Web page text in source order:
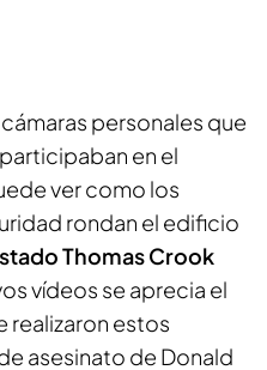
personales que
en el
ver como los
rondan el edificio
Thomas Crook
vídeos se aprecia el
realizaron estos
asesinato de Donald